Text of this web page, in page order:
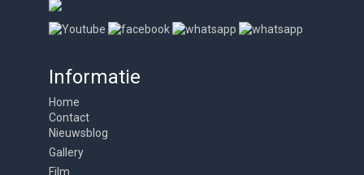
Informatie
Home
Contact
Nieuwsblog
Gallery
Film